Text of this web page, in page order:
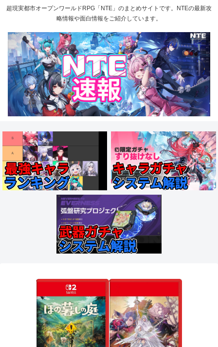
超現実都市オープンワールドRPG「NTE」のまとめサイトです。NTEの最新攻
略情報や面白情報をご紹介しています。